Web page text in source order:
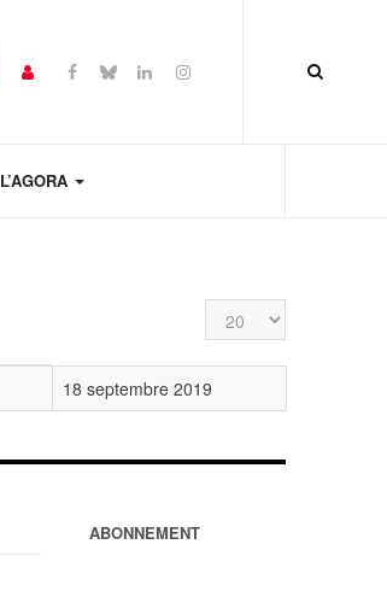
L’AGORA
Affichage #
18 septembre 2019
ABONNEMENT